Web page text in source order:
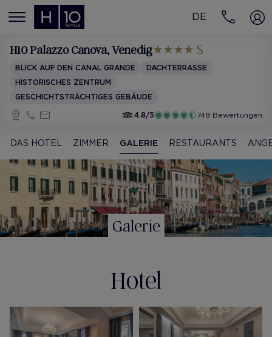
MENÚ
DE
H10 Palazzo Canova, Venedig
BLICK AUF DEN CANAL GRANDE
DACHTERRASSE
HISTORISCHES ZENTRUM
GESCHICHTSTRÄCHTIGES GEBÄUDE
4.8/5
748 Bewertungen
DAS HOTEL ZIMMER GALERIE RESTAURANTS
Galerie
Hotel